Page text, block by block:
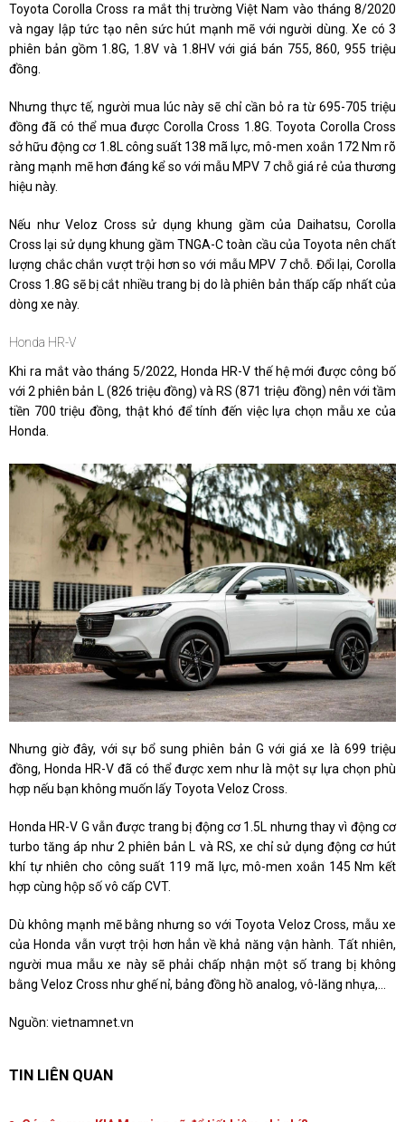
Toyota Corolla Cross ra mắt thị trường Việt Nam vào tháng 8/2020
và ngay lập tức tạo nên sức hút mạnh mẽ với người dùng. Xe có 3
phiên bản gồm 1.8G, 1.8V và 1.8HV với giá bán 755, 860, 955 triệu
đồng.
Nhưng thực tế, người mua lúc này sẽ chỉ cần bỏ ra từ 695-705 triệu
đồng đã có thể mua được Corolla Cross 1.8G. Toyota Corolla Cross
sở hữu động cơ 1.8L công suất 138 mã lực, mô-men xoắn 172 Nm rõ
ràng mạnh mẽ hơn đáng kể so với mẫu MPV 7 chỗ giá rẻ của thương
hiệu này.
Nếu như Veloz Cross sử dụng khung gầm của Daihatsu, Corolla
Cross lại sử dụng khung gầm TNGA-C toàn cầu của Toyota nên chất
lượng chắc chắn vượt trội hơn so với mẫu MPV 7 chỗ. Đổi lại, Corolla
Cross 1.8G sẽ bị cắt nhiều trang bị do là phiên bản thấp cấp nhất của
dòng xe này.
Honda HR-V
Khi ra mắt vào tháng 5/2022, Honda HR-V thế hệ mới được công bố
với 2 phiên bản L (826 triệu đồng) và RS (871 triệu đồng) nên với tầm
tiền 700 triệu đồng, thật khó để tính đến việc lựa chọn mẫu xe của
Honda.
Nhưng giờ đây, với sự bổ sung phiên bản G với giá xe là 699 triệu
đồng, Honda HR-V đã có thể được xem như là một sự lựa chọn phù
hợp nếu bạn không muốn lấy Toyota Veloz Cross.
Honda HR-V G vẫn được trang bị động cơ 1.5L nhưng thay vì động cơ
turbo tăng áp như 2 phiên bản L và RS, xe chỉ sử dụng động cơ hút
khí tự nhiên cho công suất 119 mã lực, mô-men xoắn 145 Nm kết
hợp cùng hộp số vô cấp CVT.
Dù không mạnh mẽ bằng nhưng so với Toyota Veloz Cross, mẫu xe
của Honda vẫn vượt trội hơn hẳn về khả năng vận hành. Tất nhiên,
người mua mẫu xe này sẽ phải chấp nhận một số trang bị không
bằng Veloz Cross như ghế nỉ, bảng đồng hồ analog, vô-lăng nhựa,...
Nguồn: vietnamnet.vn
TIN LIÊN QUAN